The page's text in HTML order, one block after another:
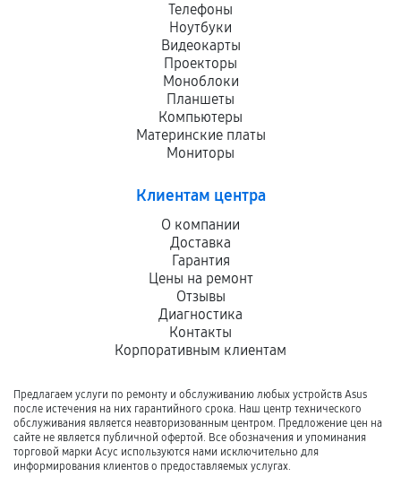
Телефоны
Ноутбуки
Видеокарты
Проекторы
Моноблоки
Планшеты
Компьютеры
Материнские платы
Мониторы
Клиентам центра
О компании
Доставка
Гарантия
Цены на ремонт
Отзывы
Диагностика
Контакты
Корпоративным клиентам
Предлагаем услуги по ремонту и обслуживанию любых устройств Asus
после истечения на них гарантийного срока. Наш центр технического
обслуживания является неавторизованным центром. Предложение цен на
сайте не является публичной офертой. Все обозначения и упоминания
торговой марки Асус используются нами исключительно для
информирования клиентов о предоставляемых услугах.